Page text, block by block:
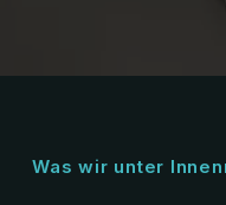
Was wir unter